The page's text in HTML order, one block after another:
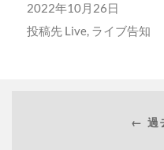
2022年10月26日
投稿先 Live, ライブ告知
← 過